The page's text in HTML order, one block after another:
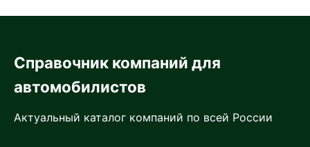
Справочник компаний для
автомобилистов
Актуальный каталог компаний по всей России